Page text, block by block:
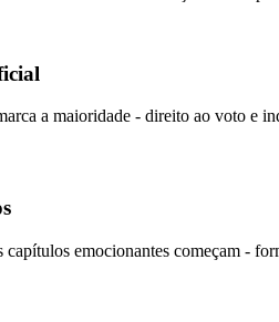
a maioridade - direito ao voto e
emocionantes começam -